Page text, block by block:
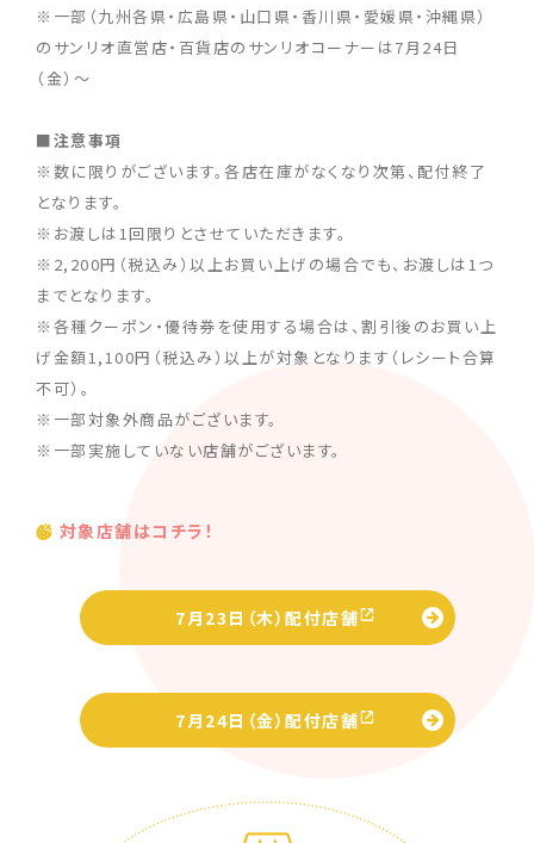
※一部（九州各県・広島県・山口県・香川県・愛媛県・沖縄県）
のサンリオ直営店・百貨店のサンリオコーナーは7月24日
（金）〜
■注意事項
※数に限りがございます。各店在庫がなくなり次第、配付終了
となります。
※お渡しは1回限りとさせていただきます。
※2,200円（税込み）以上お買い上げの場合でも、お渡しは1つ
までとなります。
※各種クーポン・優待券を使用する場合は、割引後のお買い上
げ金額1,100円（税込み）以上が対象となります（レシート合算
不可）。
※一部対象外商品がございます。
※一部実施していない店舗がございます。
対象店舗はコチラ！
7月23日（木）配付店舗
7月24日（金）配付店舗